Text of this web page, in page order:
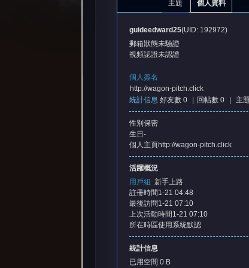
主題 個人資料
guideedward25(UID: 192972)
郵箱狀態未驗證
視頻認證未認證
個人簽名
http://wagon-pitch.click
統計信息 好友數 0 回帖數 0 主
性別 保密
生日 -
個人主頁http://wagon-pitch.click
活躍概況
用戶組
新手上路
註冊時間 1-21 04:48
最後訪問1-21 07:10
上次活動時間 1-21 07:10
所在時區使用系統默認
統計信息
已用空間 0 B